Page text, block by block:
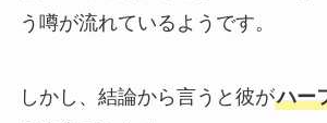
う噂が流れているようです。
しかし、結論から言うと彼がハー